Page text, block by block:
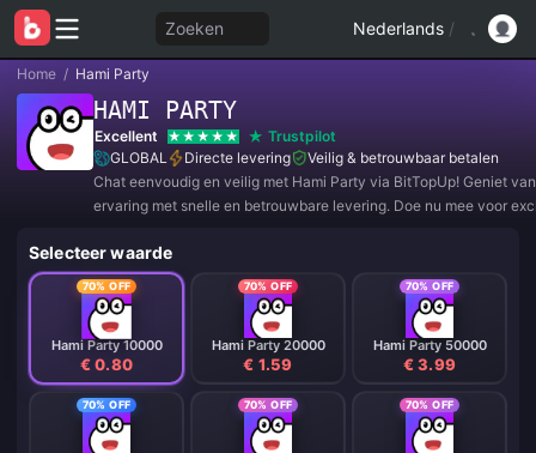
Zoeken Nederlands /
Home / Hami Party
HAMI PARTY
Excellent
Trustpilot
GLOBAL
Directe levering
Veilig & betrouwbaar betalen
Chat eenvoudig en veilig met Hami Party via BitTopUp! Geniet
ervaring met snelle en betrouwbare levering. Doe nu mee voor
Selecteer waarde
70% OFF
Hami Party 10000
€ 0.80
70% OFF
Hami Party 20000
€ 1.59
70% OFF
Hami Party 50000
€ 3.99
70% OFF 70% OFF 70% OFF